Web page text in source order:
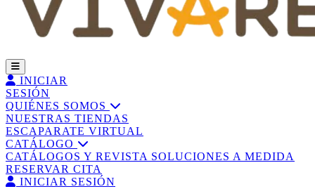
INICIAR
SESIÓN
QUIÉNES SOMOS
NUESTRAS TIENDAS
ESCAPARATE VIRTUAL
CATÁLOGO
CATÁLOGOS Y REVISTA SOLUCIONES A MEDIDA
RESERVAR CITA
INICIAR SESIÓN